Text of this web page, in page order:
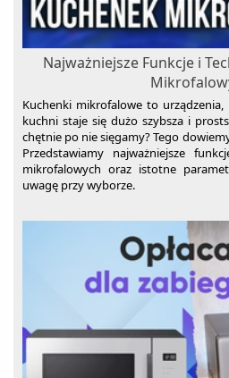
Wagi łazienkowe
Wolnowary
Wyciskarki do cytrusów
Wypiekacze do chleba
Żelazka
Najważniejsze Funkcje i
Kuchenki mikrofalowe to
kuchni staje się dużo szybsza i
chętnie po nie sięgamy? Tego
Przedstawiamy najważniejsze
mikrofalowych oraz istotne
uwagę przy wyborze.